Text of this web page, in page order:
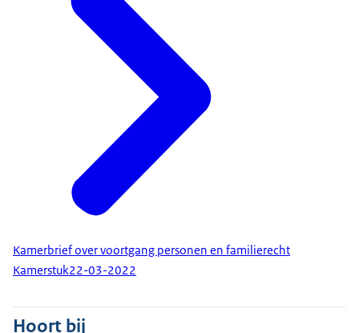
Kamerbrief over voortgang personen en familierecht
Kamerstuk22-03-2022
Hoort bij